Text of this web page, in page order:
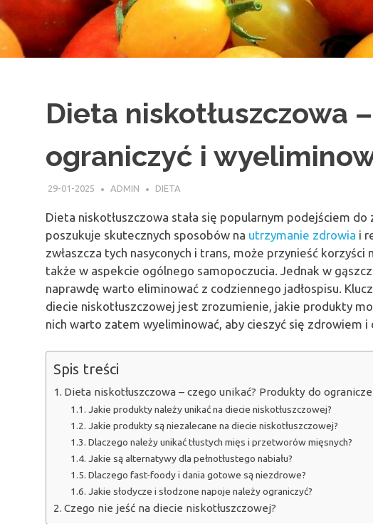
Dieta niskotłuszczowa
ograniczyć i
29-01-2025 ADMIN DIETA
Dieta niskotłuszczowa stała się popularnym podejściem
poszukuje skutecznych sposobów na utrzymanie zdrowia i
zwłaszcza tych nasyconych i trans, może przynieść
także w aspekcie ogólnego samopoczucia. Jednak w
naprawdę warto eliminować z codziennego jadłospisu.
diecie niskotłuszczowej jest zrozumienie, jakie produkty
nich warto zatem wyeliminować, aby cieszyć się zdrowiem i
Spis treści
Dieta niskotłuszczowa – czego unikać? Produkty do
Jakie produkty należy unikać na diecie niskotłuszczowej?
Jakie produkty są niezalecane na diecie niskotłuszczowej?
Dlaczego należy unikać tłustych mięs i przetworów mięsnych?
Jakie są alternatywy dla pełnotłustego nabiału?
Dlaczego fast-foody i dania gotowe są niezdrowe?
Jakie słodycze i słodzone napoje należy ograniczyć?
Czego nie jeść na diecie niskotłuszczowej?